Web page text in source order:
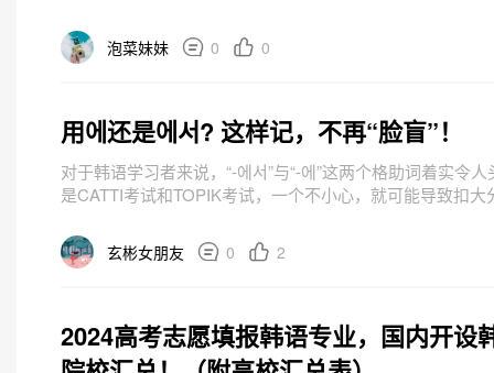
Plan... 泡菜妹妹 0 0
用에还是에서? 这样记，不再“脸盲”！
对于韩语学习者来说，“-에서”与“-에”这两个格助词着实令
是CATTI考试和TOPIK考试，一个不小心，就可能导致扣大
玄彬女朋友 0 2
2024高考志愿填报韩语专业，国内开设